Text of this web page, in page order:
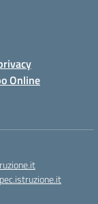
Online